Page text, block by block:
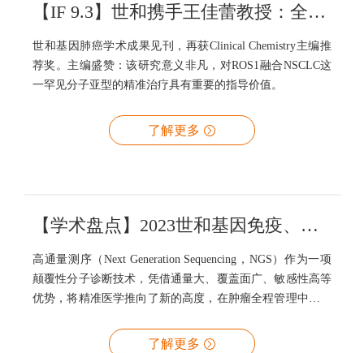
【IF 9.3】世和携手王佳蕾教授：全面揭示ROS1+NSCLC靶向治疗耐药机制
世和基因肺癌学术成果见刊，再获Clinical Chemistry主编推
荐奖。主编盛赞：该研究意义非凡，对ROS1融合NSCLC这
一罕见分子亚型的精准治疗具有重要的指导价值。
了解更多
【学术盘点】2023世和基因免疫、靶向、放化疗研究：NGS助力肿瘤全程管理
高通量测序（Next Generation Sequencing，NGS）作为一项
颠覆性分子诊断技术，凭借通量大、覆盖面广、敏感性高等
优势，将精准医学推向了新的高度，在肿瘤全程管理中展现
世和基因携手临床专家，在肿瘤精准医学领域取得了诸多学
了解更多